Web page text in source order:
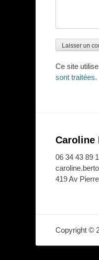
Ce site
sont traitées.
Caroline
06 34 43 89
419 Av
Copyright ©